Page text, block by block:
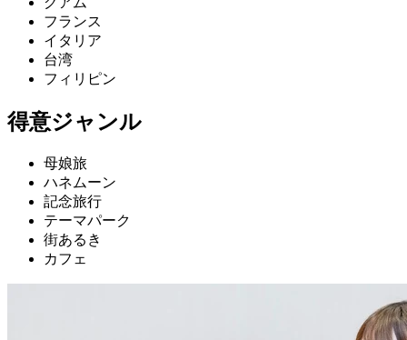
フランス
イタリア
台湾
フィリピン
得意ジャンル
母娘旅
ハネムーン
記念旅行
テーマパーク
街あるき
カフェ